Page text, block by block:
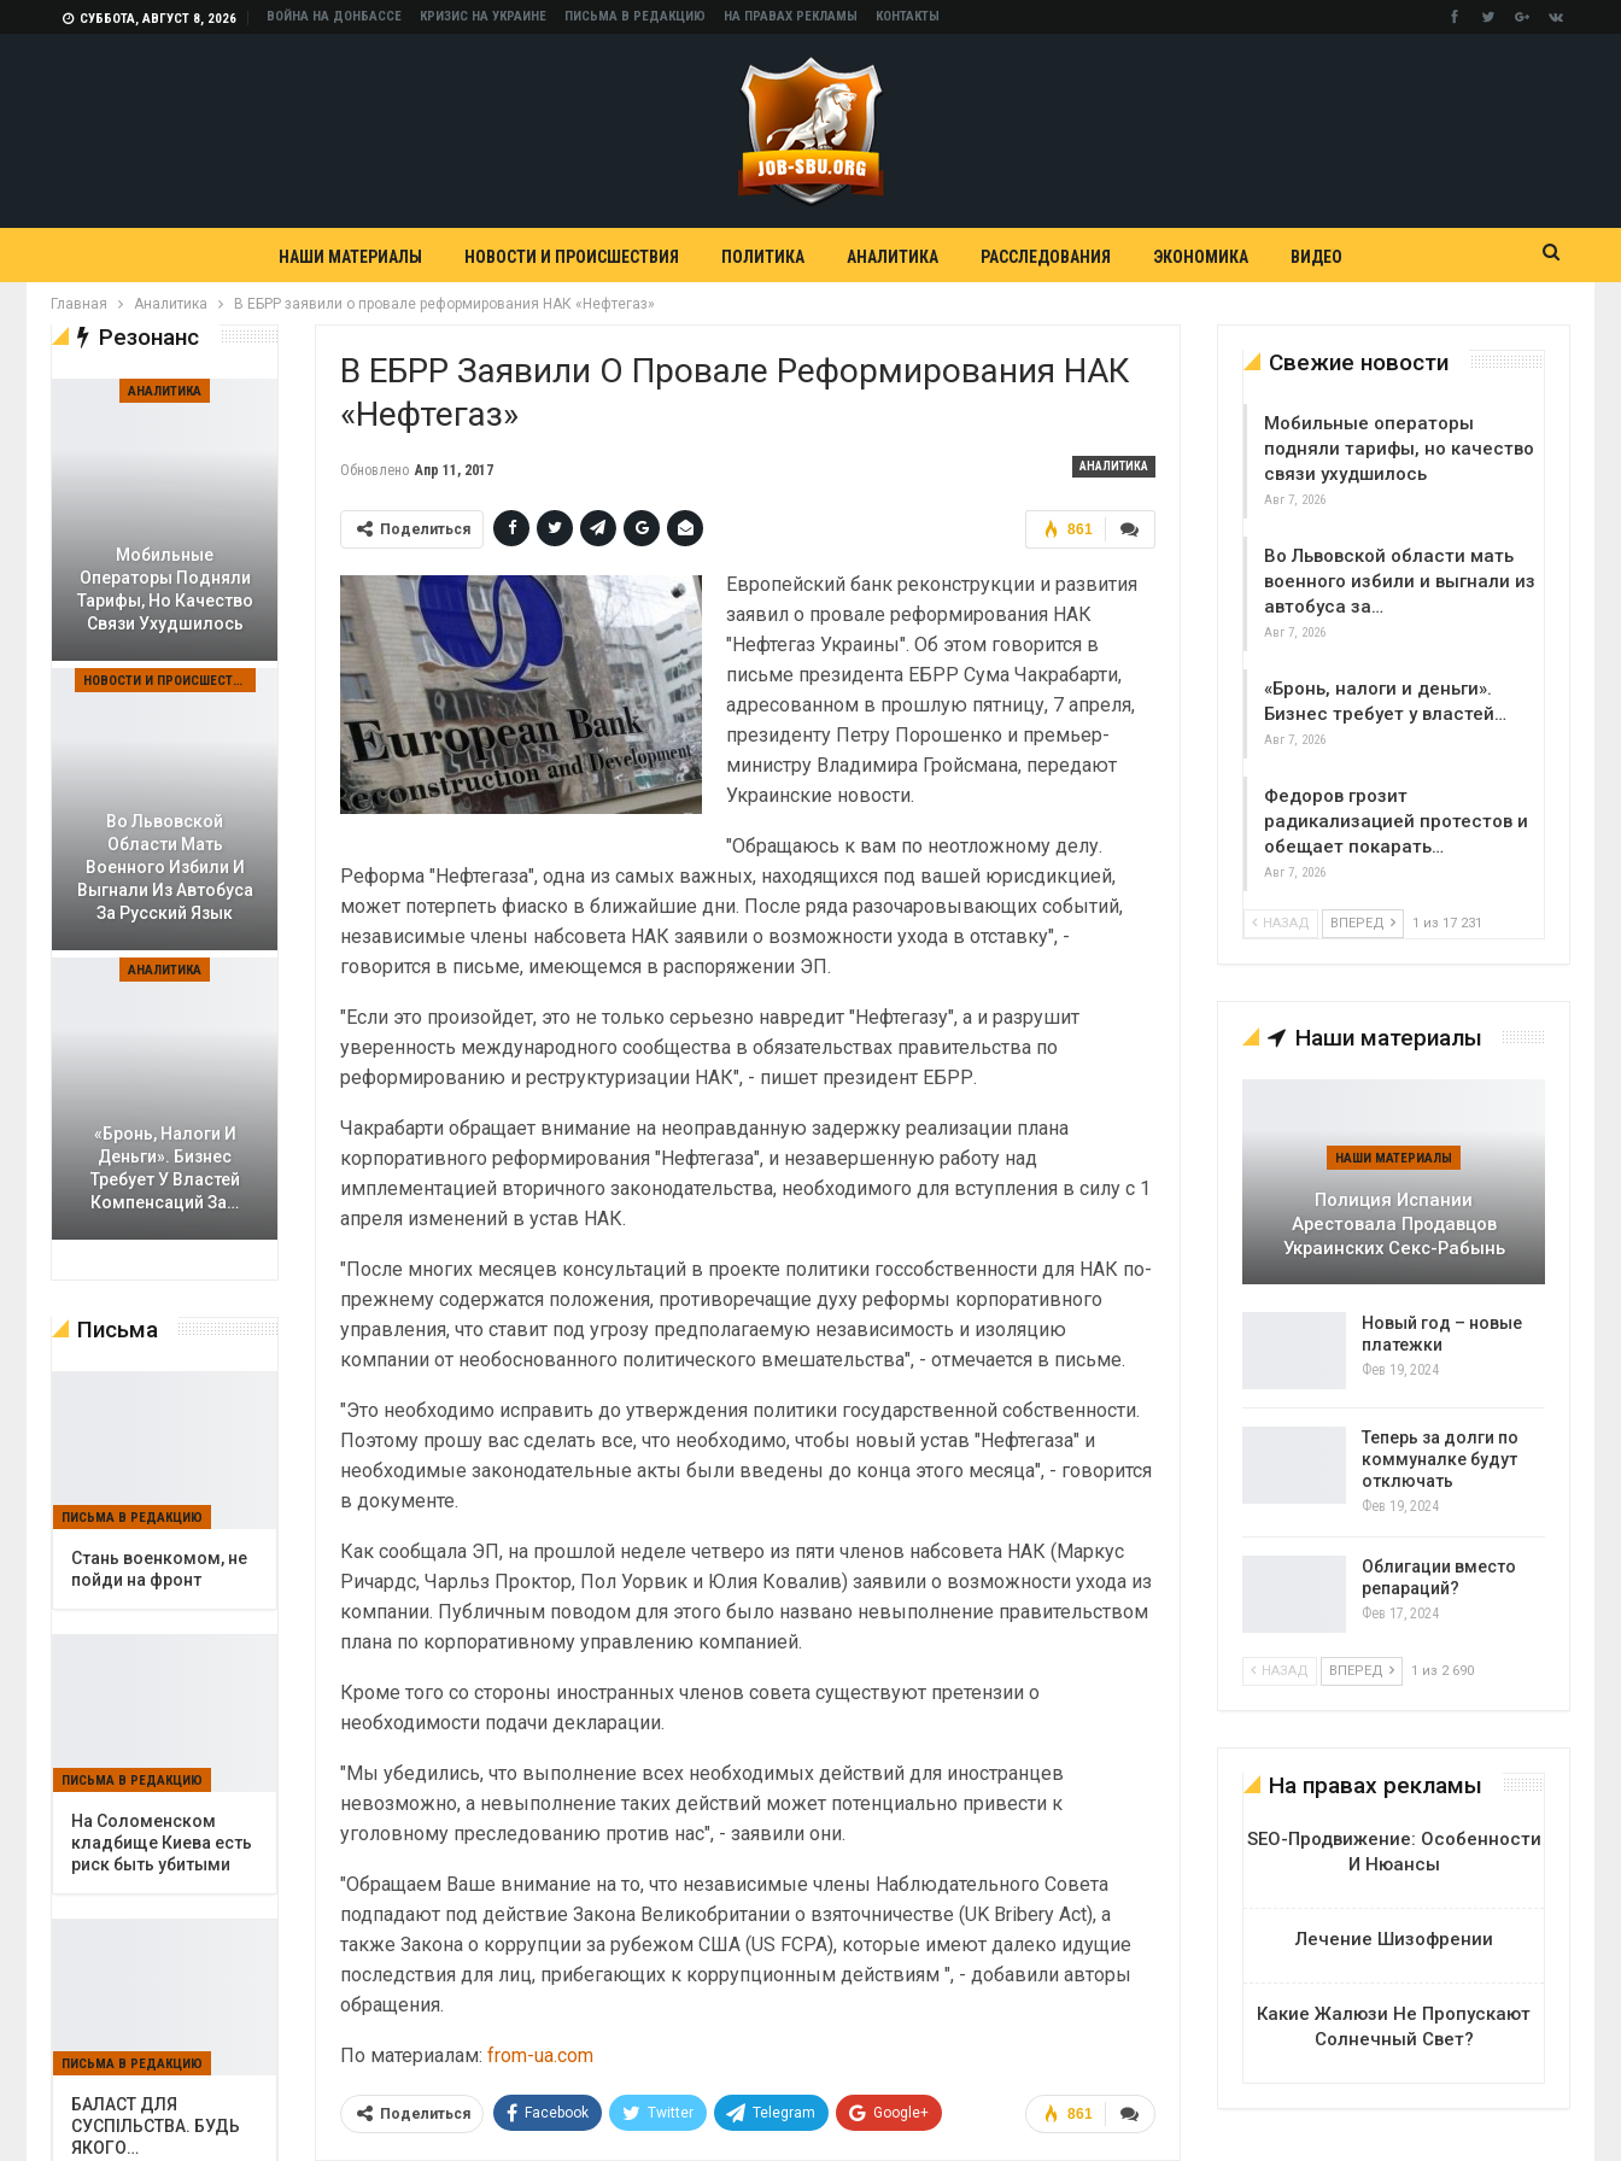
СУББОТА, АВГУСТ 8, 2026 ВОЙНА НА ДОНБАССЕ КРИЗИС НА УКРАИНЕ ПИСЬМА В РЕДАКЦИЮ НА ПРАВАХ РЕКЛАМЫ КОНТАКТЫ
НАШИ МАТЕРИАЛЫ НОВОСТИ И ПРОИСШЕСТВИЯ ПОЛИТИКА АНАЛИТИКА РАССЛЕДОВАНИЯ ЭКОНОМИКА ВИДЕО
Главная Аналитика В ЕБРР заявили о провале реформирования НАК «Нефтегаз»
В ЕБРР Заявили О Провале Реформирования НАК
«Нефтегаз»
АНАЛИТИКА
Обновлено Апр 11, 2017
861
Поделиться
Европейский банк реконструкции и развития
заявил о провале реформирования НАК
"Нефтегаз Украины". Об этом говорится в
письме президента ЕБРР Сума Чакрабарти,
адресованном в прошлую пятницу, 7 апреля,
президенту Петру Порошенко и премьер-
министру Владимира Гройсмана, передают
Украинские новости.
"Обращаюсь к вам по неотложному делу.
Реформа "Нефтегаза", одна из самых важных, находящихся под вашей юрисдикцией,
может потерпеть фиаско в ближайшие дни. После ряда разочаровывающих событий,
независимые члены набсовета НАК заявили о возможности ухода в отставку", -
говорится в письме, имеющемся в распоряжении ЭП.
"Если это произойдет, это не только серьезно навредит "Нефтегазу", а и разрушит
уверенность международного сообщества в обязательствах правительства по
реформированию и реструктуризации НАК", - пишет президент ЕБРР.
Чакрабарти обращает внимание на неоправданную задержку реализации плана
корпоративного реформирования "Нефтегаза", и незавершенную работу над
имплементацией вторичного законодательства, необходимого для вступления в силу с 1
апреля изменений в устав НАК.
"После многих месяцев консультаций в проекте политики госсобственности для НАК по-
прежнему содержатся положения, противоречащие духу реформы корпоративного
управления, что ставит под угрозу предполагаемую независимость и изоляцию
компании от необоснованного политического вмешательства", - отмечается в письме.
"Это необходимо исправить до утверждения политики государственной собственности.
Поэтому прошу вас сделать все, что необходимо, чтобы новый устав "Нефтегаза" и
необходимые законодательные акты были введены до конца этого месяца", - говорится
в документе.
Как сообщала ЭП, на прошлой неделе четверо из пяти членов набсовета НАК (Маркус
Ричардс, Чарльз Проктор, Пол Уорвик и Юлия Ковалив) заявили о возможности ухода из
компании. Публичным поводом для этого было названо невыполнение правительством
плана по корпоративному управлению компанией.
Кроме того со стороны иностранных членов совета существуют претензии о
необходимости подачи декларации.
"Мы убедились, что выполнение всех необходимых действий для иностранцев
невозможно, а невыполнение таких действий может потенциально привести к
уголовному преследованию против нас", - заявили они.
"Обращаем Ваше внимание на то, что независимые члены Наблюдательного Совета
подпадают под действие Закона Великобритании о взяточничестве (UK Bribery Act), а
также Закона о коррупции за рубежом США (US FCPA), которые имеют далеко идущие
последствия для лиц, прибегающих к коррупционным действиям ", - добавили авторы
обращения.
По материалам:from-ua.com
861
Поделиться Facebook Twitter Telegram Google+
Свежие новости
Мобильные операторы
подняли тарифы, но качество
связи ухудшилось
Авг 7, 2026
Во Львовской области мать
военного избили и выгнали из
автобуса за…
Авг 7, 2026
«Бронь, налоги и деньги».
Бизнес требует у властей…
Авг 7, 2026
Федоров грозит
радикализацией протестов и
обещает покарать…
Авг 7, 2026
НАЗАД ВПЕРЕД 1 из 17 231
Наши материалы
НАШИ МАТЕРИАЛЫ
Полиция Испании
Арестовала Продавцов
Украинских Секс-Рабынь
Новый год – новые
платежки
Фев 19, 2024
Теперь за долги по
коммуналке будут
отключать
Фев 19, 2024
Облигации вместо
репараций?
Фев 17, 2024
НАЗАД ВПЕРЕД 1 из 2 690
На правах рекламы
SEO-Продвижение: Особенности
И Нюансы
Лечение Шизофрении
Какие Жалюзи Не Пропускают
Солнечный Свет?
Резонанс
АНАЛИТИКА
Мобильные
Операторы Подняли
Тарифы, Но Качество
Связи Ухудшилось
НОВОСТИ И ПРОИСШЕСТВИЯ
Во Львовской
Области Мать
Военного Избили И
Выгнали Из Автобуса
За Русский Язык
АНАЛИТИКА
«Бронь, Налоги И
Деньги». Бизнес
Требует У Властей
Компенсаций За…
Письма
ПИСЬМА В РЕДАКЦИЮ
Cтань военкомом, не
пойди на фронт
ПИСЬМА В РЕДАКЦИЮ
На Соломенском
кладбище Киева есть
риск быть убитыми
ПИСЬМА В РЕДАКЦИЮ
БАЛАСТ ДЛЯ
СУСПІЛЬСТВА. БУДЬ
ЯКОГО…